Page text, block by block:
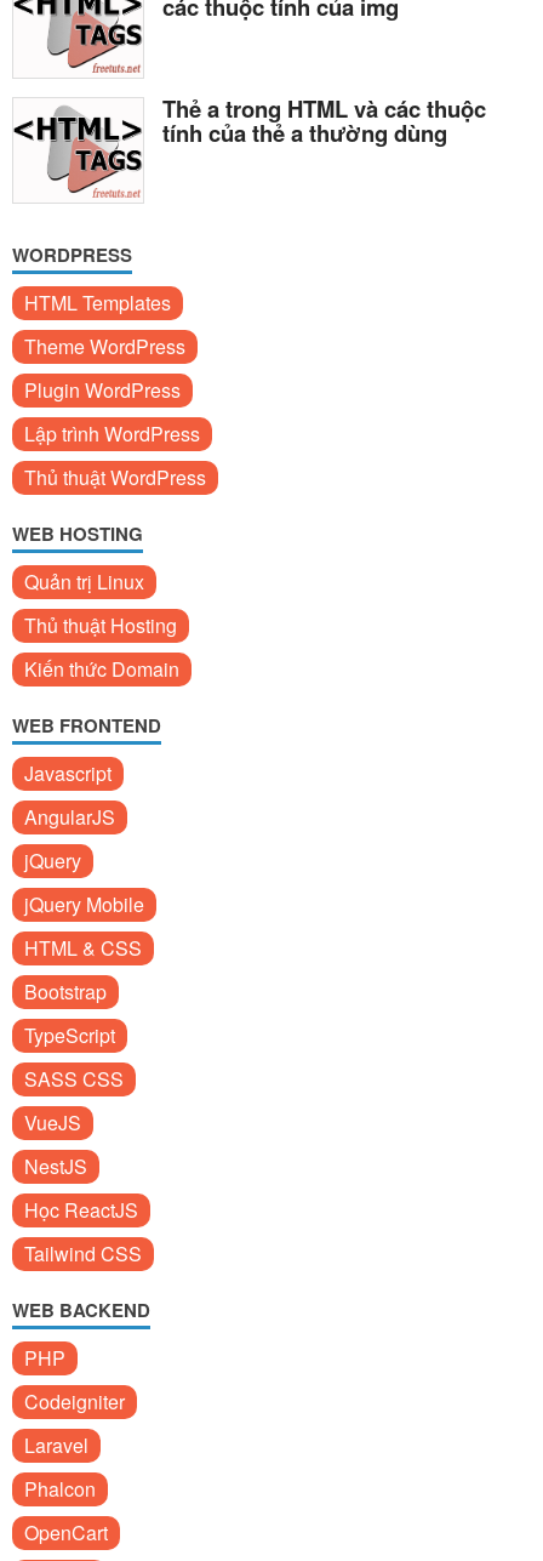
Thẻ a trong HTML và các thuộc
tính của thẻ a thường dùng
WORDPRESS
HTML Templates
Theme WordPress
Plugin WordPress
Lập trình WordPress
Thủ thuật WordPress
WEB HOSTING
Quản trị Linux
Thủ thuật Hosting
Kiến thức Domain
WEB FRONTEND
Javascript
AngularJS
jQuery
jQuery Mobile
HTML & CSS
Bootstrap
TypeScript
SASS CSS
VueJS
NestJS
Học ReactJS
Tailwind CSS
WEB BACKEND
PHP
Codeigniter
Laravel
Phalcon
OpenCart